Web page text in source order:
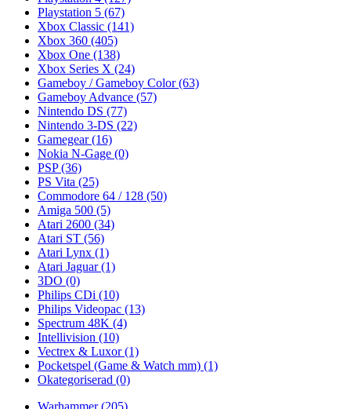
Playstation 5 (67)
Xbox Classic (141)
Xbox 360 (405)
Xbox One (138)
Xbox Series X (24)
Gameboy / Gameboy Color(63)
Gameboy Advance (57)
Nintendo DS (77)
Nintendo 3-DS (22)
Gamegear(16)
Nokia N-Gage (0)
PSP(36)
PS Vita (25)
Commodore 64 / 128 (50)
Amiga 500 (5)
Atari 2600 (34)
Atari ST (56)
Atari Lynx (1)
Atari Jaguar(1)
3DO (0)
Philips CDi (10)
Philips Videopac (13)
Spectrum 48K (4)
Intellivision (10)
Vectrex & Luxor(1)
Pocketspel (Game & Watch mm) (1)
Okategoriserad (0)